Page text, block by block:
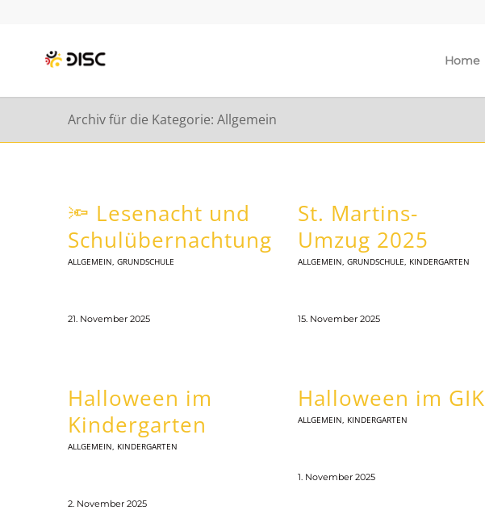
Home
Archiv für die Kategorie: Allgemein
🔦 Lesenacht und
Schulübernachtung
ALLGEMEIN, GRUNDSCHULE
21. November 2025
St. Martins-
Umzug 2025
ALLGEMEIN,GRUNDSCHULE, KINDERGARTEN
15. November 2025
Halloween im
Kindergarten
ALLGEMEIN, KINDERGARTEN
2. November 2025
Halloween im GIK
ALLGEMEIN, KINDERGARTEN
1. November 2025